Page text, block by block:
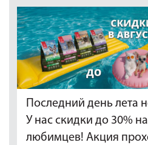
Последний день лета
У нас скидки до 30%
любимцев! Акция